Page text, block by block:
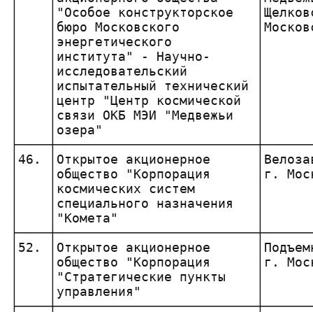
│    │"Особое конструкторское
│    │бюро Московского
│    │энергетического
│    │института" - Научно-
│    │исследовательский
│    │испытательный
│    │центр "Центр
│    │связи ОКБ МЭИ
│    │озера"                    │
│46. │Открытое акционерное
│    │общество "Корпорация      │г.
│    │космических систем
│    │специального
│    │"Комета"
│52. │Открытое акционерное
│    │общество "Корпорация      │г.
│    │"Стратегические
│    │управления"